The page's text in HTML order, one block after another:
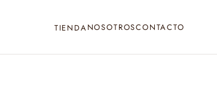
TIENDANOSOTROSCONTACTO